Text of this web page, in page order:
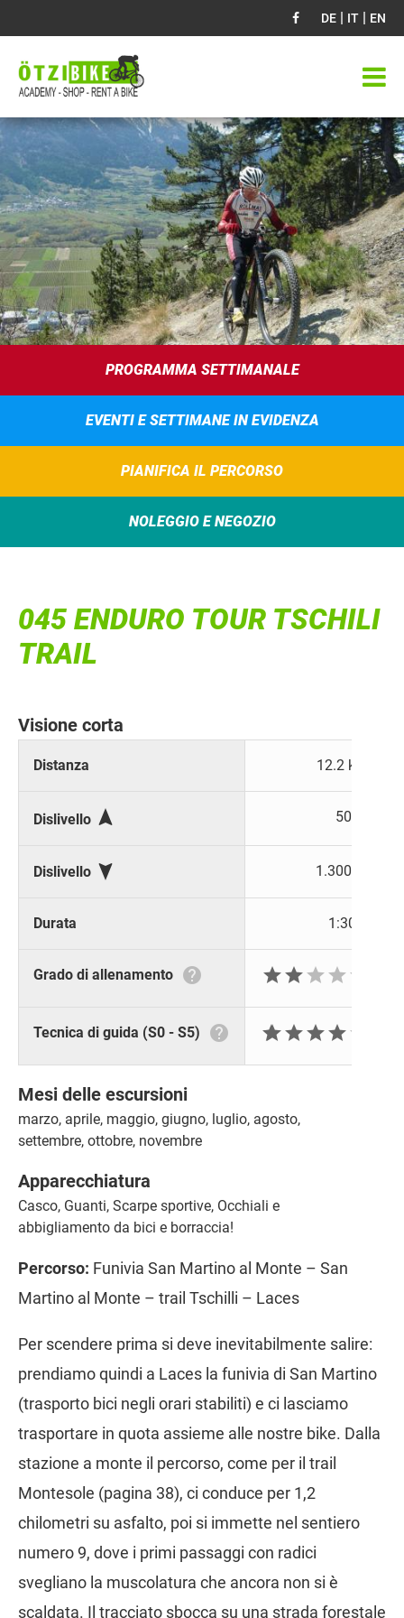
DE | IT | EN
PROGRAMMA SETTIMANALE
EVENTI E SETTIMANE IN EVIDENZA
PIANIFICA IL PERCORSO
NOLEGGIO E NEGOZIO
045 ENDURO TOUR TSCHILI
TRAIL
Visione corta
Distanza 12.2 km
Dislivello  50 m
Dislivello  1.300 m
Durata 1:30 h
Grado di allenamento  
Tecnica di guida (S0 - S5)  

Mesi delle escursioni
marzo, aprile, maggio, giugno, luglio, agosto,
settembre, ottobre, novembre
Apparecchiatura
Casco, Guanti, Scarpe sportive, Occhiali e
abbigliamento da bici e borraccia!
Percorso: Funivia San Martino al Monte – San
Martino al Monte – trail Tschilli – Laces
Per scendere prima si deve inevitabilmente salire:
prendiamo quindi a Laces la funivia di San Martino
(trasporto bici negli orari stabiliti) e ci lasciamo
trasportare in quota assieme alle nostre bike. Dalla
stazione a monte il percorso, come per il trail
Montesole (pagina 38), ci conduce per 1,2
chilometri su asfalto, poi si immette nel sentiero
numero 9, dove i primi passaggi con radici
svegliano la muscolatura che ancora non si è
scaldata. Il tracciato sbocca su una strada forestale